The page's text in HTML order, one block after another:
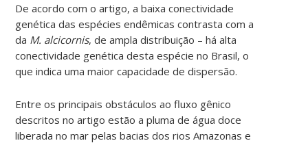
De acordo com o artigo, a baixa conectividade
genética das espécies endêmicas contrasta com a
da M. alcicornis, de ampla distribuição – há alta
conectividade genética desta espécie no Brasil, o
que indica uma maior capacidade de dispersão.
Entre os principais obstáculos ao fluxo gênico
descritos no artigo estão a pluma de água doce
liberada no mar pelas bacias dos rios Amazonas e